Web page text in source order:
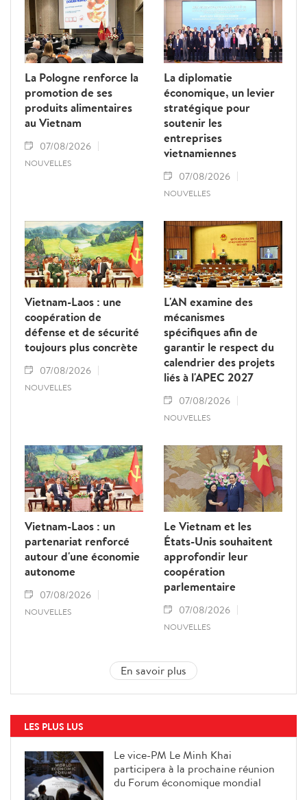
La Pologne renforce la
promotion de ses
produits alimentaires
au Vietnam
07/08/2026
NOUVELLES
La diplomatie
économique, un levier
stratégique pour
soutenir les
entreprises
vietnamiennes
07/08/2026
NOUVELLES
Vietnam-Laos : une
coopération de
défense et de sécurité
toujours plus concrète
07/08/2026
NOUVELLES
L'AN examine des
mécanismes
spécifiques afin de
garantir le respect du
calendrier des projets
liés à l'APEC 2027
07/08/2026
NOUVELLES
Vietnam-Laos : un
partenariat renforcé
autour d'une économie
autonome
07/08/2026
NOUVELLES
Le Vietnam et les
États-Unis souhaitent
approfondir leur
coopération
parlementaire
07/08/2026
NOUVELLES
En savoir plus
LES PLUS LUS
Le vice-PM Le Minh Khai
participera à la prochaine réunion
du Forum économique mondial